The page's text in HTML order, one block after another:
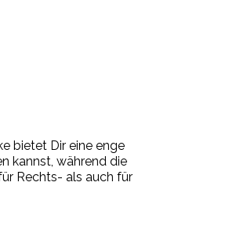
bietet Dir eine enge
kannst, während die
Rechts- als auch für